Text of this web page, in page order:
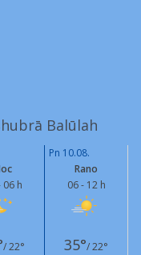
Balūlah
Pn 10.08.
06 h
Rano
06 - 12 h
/ 22° 35°/ 22°